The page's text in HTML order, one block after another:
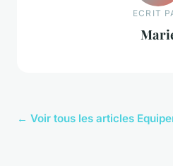
ECRIT
← Voir tous les articles